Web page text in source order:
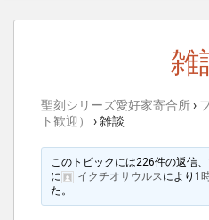
雑
聖刻シリーズ愛好家寄合所›
ト歓迎）
›雑談
このトピックには226件の返信
に
イクチオサウルスにより 1
た。